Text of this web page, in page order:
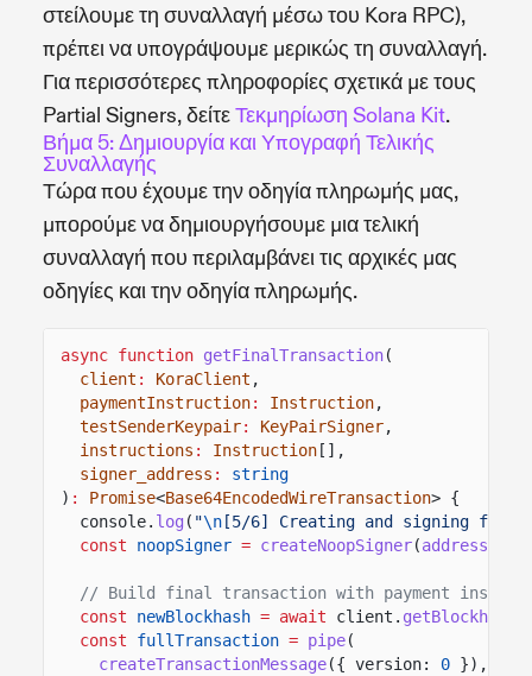
στείλουμε τη συναλλαγή μέσω του Kora RPC),
πρέπει να υπογράψουμε μερικώς τη συναλλαγή.
Για περισσότερες πληροφορίες σχετικά με τους
Partial Signers, δείτεΤεκμηρίωση Solana Kit.
Βήμα 5: Δημιουργία και Υπογραφή Τελικής
Συναλλαγής
Τώρα που έχουμε την οδηγία πληρωμής μας,
μπορούμε να δημιουργήσουμε μια τελική
συναλλαγή που περιλαμβάνει τις αρχικές μας
οδηγίες και την οδηγία πληρωμής.
async function getFinalTransaction(
client : KoraClient ,
paymentInstruction: Instruction,
testSenderKeypair: KeyPairSigner,
instructions : Instruction [],
signer_address :
string
) : Promise<Base64EncodedWireTransaction> {
console. log ( "\n [5/6] Creating and signing final
const
noopSigner = createNoopSigner(address
// Build final transaction with payment
const
newBlockhash = await client. getBlockhash
const
fullTransaction = pipe(
createTransactionMessage({ version: 0 }),